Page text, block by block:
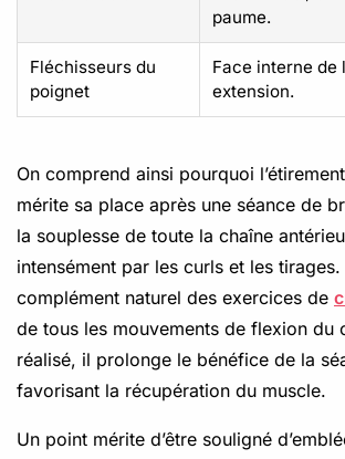
paume.
Fléchisseurs du
poignet
Face interne de
extension.
On comprend ainsi pourquoi
mérite sa place après une séance de
la souplesse de toute la chaîne
intensément par les curls et les tirages.
complément naturel des exercices de
de tous les mouvements de flexion du
réalisé, il prolonge le bénéfice de la
favorisant la récupération du muscle.
Un point mérite d’être souligné